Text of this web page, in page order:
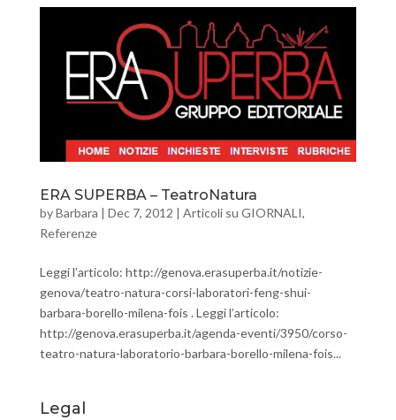
ERA SUPERBA – TeatroNatura
byBarbara | Dec 7, 2012 | Articoli su GIORNALI,
Referenze
Leggi l’articolo: http://genova.erasuperba.it/notizie-
genova/teatro-natura-corsi-laboratori-feng-shui-
barbara-borello-milena-fois . Leggi l’articolo:
http://genova.erasuperba.it/agenda-eventi/3950/corso-
teatro-natura-laboratorio-barbara-borello-milena-fois...
Legal